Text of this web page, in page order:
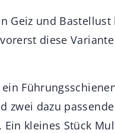
Geiz und Bastellust
diese
zwei dazu
Ein kleines Stück